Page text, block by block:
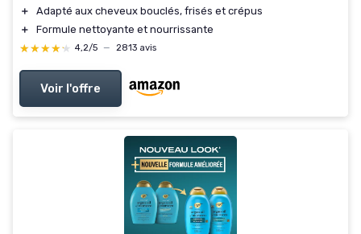
＋
Adapté aux cheveux bouclés, frisés et crépus
＋
Formule nettoyante et nourrissante
★★★★★
★★★★★ 4,2/5 — 2813 avis
Voir l'offre